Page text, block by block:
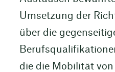
Umsetzung der
über die
die die Mobilität von